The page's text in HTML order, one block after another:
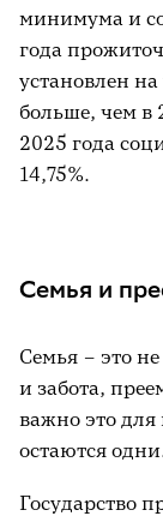
минимума и
года
установлен
больше, чем в
2025 года
14,75%.
Семья и
Семья – это
и забота,
важно это для
остаются
Государство